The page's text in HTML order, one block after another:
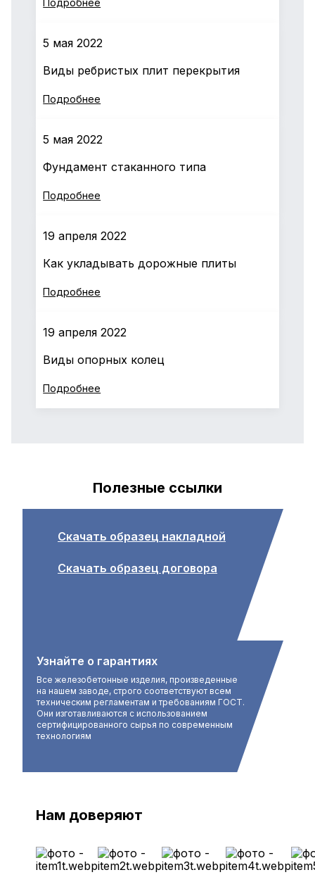
Подробнее
5 мая 2022
Виды ребристых плит перекрытия
Подробнее
5 мая 2022
Фундамент стаканного типа
Подробнее
19 апреля 2022
Как укладывать дорожные плиты
Подробнее
19 апреля 2022
Виды опорных колец
Подробнее
Полезные ссылки
Скачать образец накладной
Скачать образец договора
Узнайте о гарантиях
Все железобетонные изделия, произведенные
на нашем заводе, строго соответствуют всем
техническим регламентам и требованиям ГОСТ.
Они изготавливаются с использованием
сертифицированного сырья по современным
технологиям
Нам доверяют